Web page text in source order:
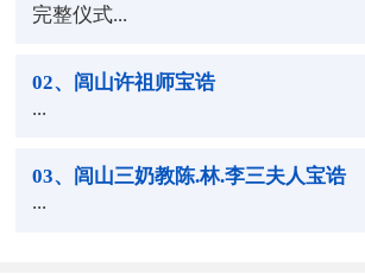
完整仪式...
02、闾山许祖师宝诰
...
03、闾山三奶教陈.林.李三夫人宝诰
...